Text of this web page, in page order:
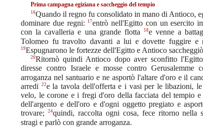
Prima campagna egiziana e saccheggio del tempio
16Quando il regno fu consolidato in mano di Antioco,
dominare due regni:
17entrò nell'Egitto con un esercito
con la cavalleria e una grande flotta
18e venne a
Tolomeo fu travolto davanti a lui e dovette fuggire e
19Espugnarono le fortezze dell'Egitto e Antioco
20Ritornò quindi Antioco dopo aver sconfitto l'Egitto
diresse contro Israele e mosse contro Gerusalemme
arroganza nel santuario e ne asportò l'altare d'oro e il
arredi
22e la tavola dell'offerta e i vasi per le libazioni,
velo, le corone e i fregi d'oro della facciata del tempio e
dell'argento e dell'oro e d'ogni oggetto pregiato e
trovare;
24quindi, raccolta ogni cosa, fece ritorno nella
stragi e parlò con grande arroganza.